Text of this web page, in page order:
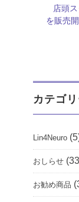
店頭
を販売
カテゴ
Lin4Neuro
おしらせ
お勧め商品